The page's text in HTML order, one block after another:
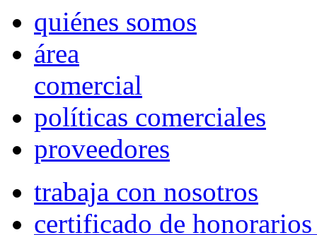
quiénes somos
área
comercial
políticas comerciales
proveedores
trabaja con nosotros
certificado de